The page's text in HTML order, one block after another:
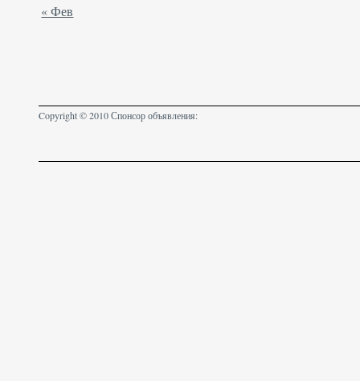
« Фев
Copyright © 2010 Спонсор объявления: